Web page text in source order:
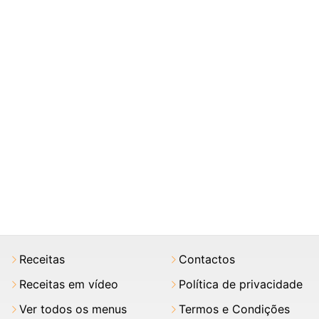
Receitas
Receitas em vídeo
Ver todos os menus
Contactos
Política de privacidade
Termos e Condições